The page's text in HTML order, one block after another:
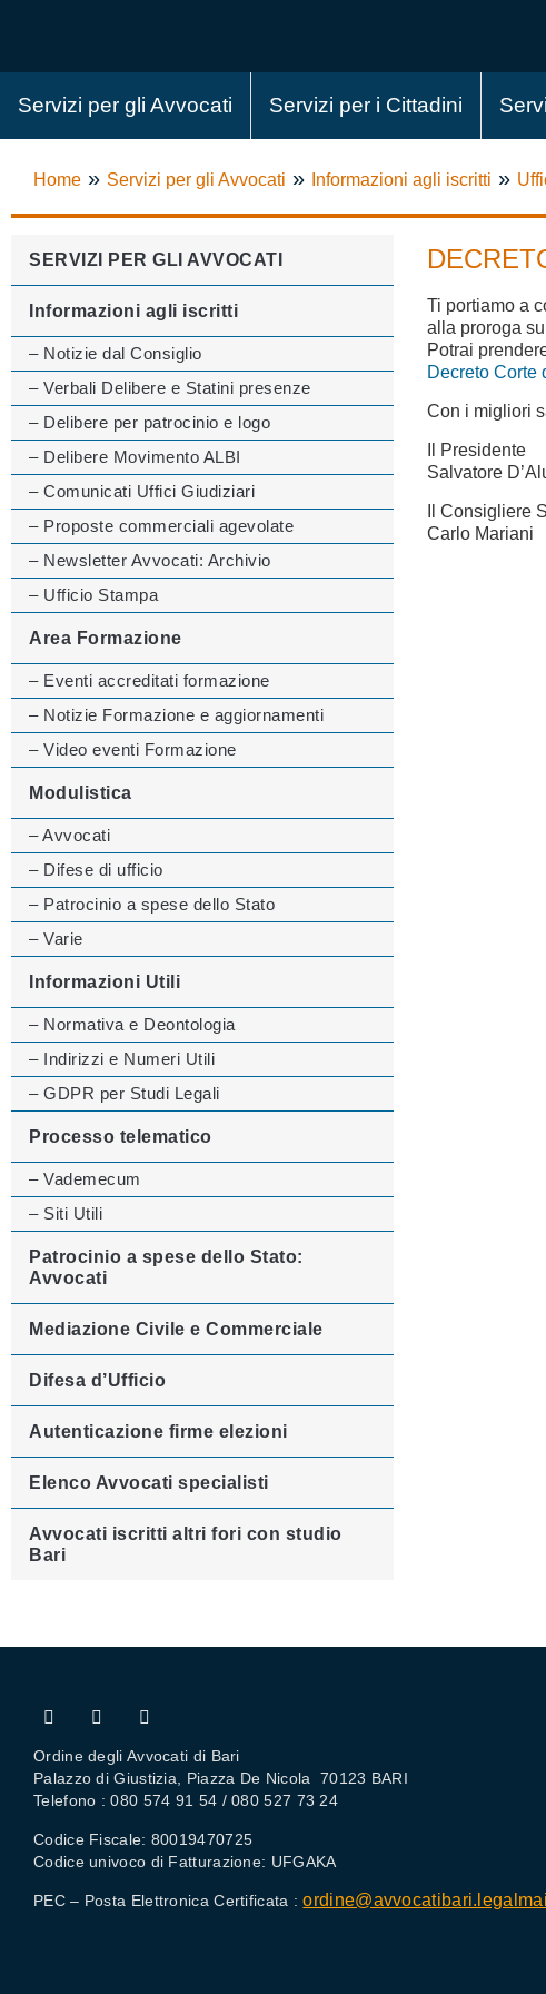
Servizi per gli Avvocati Servizi per i Cittadini
Home » Servizi per gli Avvocati » Informazioni agli iscritti »
SERVIZI PER GLI AVVOCATI
Informazioni agli iscritti
– Notizie dal Consiglio
– Verbali Delibere e Statini presenze
– Delibere per patrocinio e logo
– Delibere Movimento ALBI
– Comunicati Uffici Giudiziari
– Proposte commerciali agevolate
– Newsletter Avvocati: Archivio
– Ufficio Stampa
Area Formazione
– Eventi accreditati formazione
– Notizie Formazione e aggiornamenti
– Video eventi Formazione
Modulistica
– Avvocati
– Difese di ufficio
– Patrocinio a spese dello Stato
– Varie
Informazioni Utili
– Normativa e Deontologia
– Indirizzi e Numeri Utili
– GDPR per Studi Legali
Processo telematico
– Vademecum
– Siti Utili
Patrocinio a spese dello Stato:
Avvocati
Mediazione Civile e Commerciale
Difesa d’Ufficio
Autenticazione firme elezioni
Elenco Avvocati specialisti
Avvocati iscritti altri fori con studio
Bari
Ti portiamo a
alla proroga
Potrai
Decreto Corte
Con i migliori
Il Presidente
Salvatore
Il Consigliere
Carlo Mariani
Ordine degli Avvocati di Bari
Palazzo di Giustizia, Piazza De Nicola 70123 BARI
Telefono : 080 574 91 54 / 080 527 73 24
Codice Fiscale: 80019470725
Codice univoco di Fatturazione: UFGAKA
PEC – Posta Elettronica Certificata :